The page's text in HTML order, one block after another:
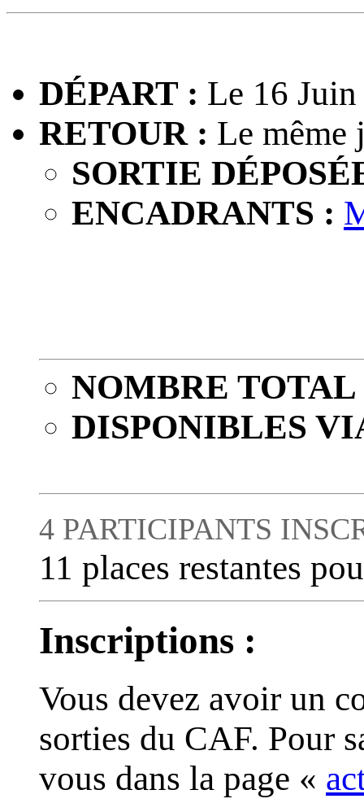
DÉPART : Le 16
RETOUR : Le même
SORTIE
ENCADRANTS :
NOMBRE TOTAL
DISPONIBLES
4 PARTICIPANTS
11 places restantes
Inscriptions :
Vous devez avoir un
sorties du CAF. Pour
vous dans la page «